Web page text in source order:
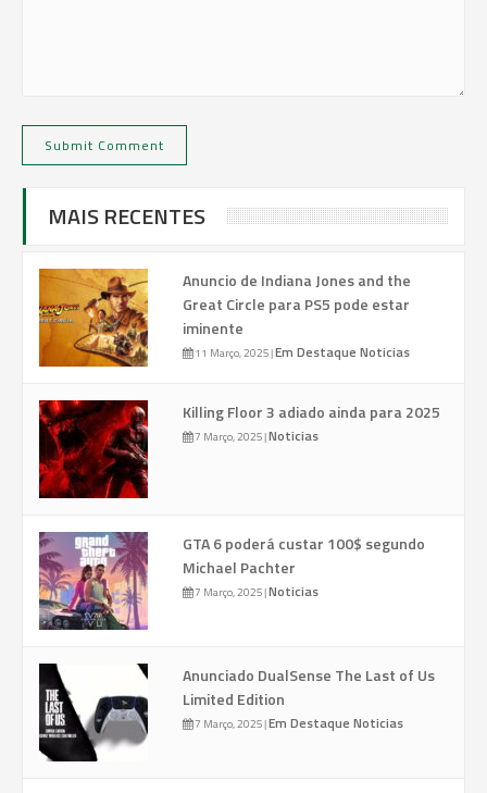
MAIS RECENTES
Anuncio de Indiana Jones and the
Great Circle para PS5 pode estar
iminente
11 Março, 2025|Em Destaque Noticias
Killing Floor 3 adiado ainda para 2025
7 Março, 2025|Noticias
GTA 6 poderá custar 100$ segundo
Michael Pachter
7 Março, 2025|Noticias
Anunciado DualSense The Last of Us
Limited Edition
7 Março, 2025|Em Destaque Noticias